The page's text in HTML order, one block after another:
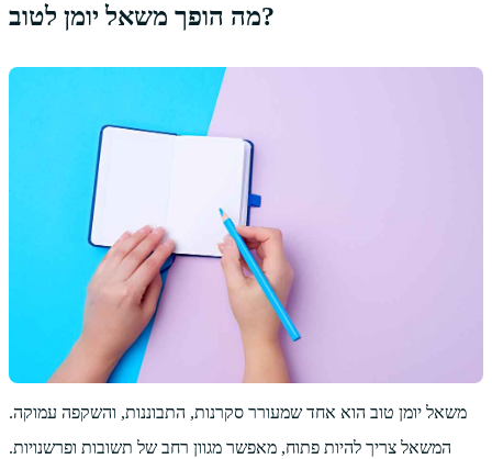
מה הופך משאל יומן לטוב?
משאל יומן טוב הוא אחד שמעורר סקרנות, התבוננות, והשקפה עמוקה.
המשאל צריך להיות פתוח, מאפשר מגוון רחב של תשובות ופרשנויות.